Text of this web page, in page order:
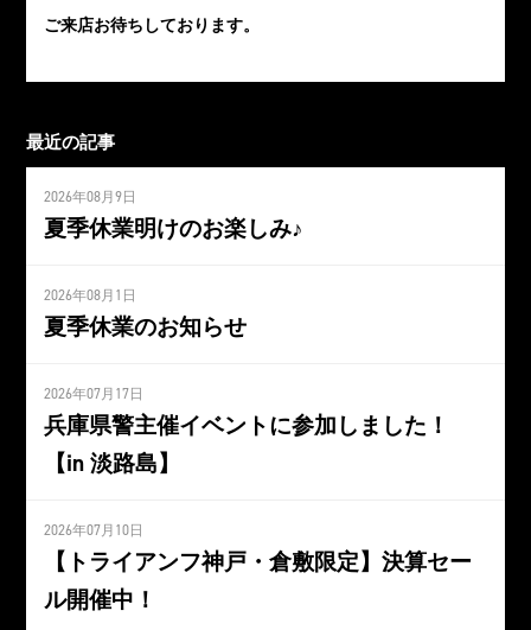
ご来店お待ちしております。
最近の記事
2026年08月9日
夏季休業明けのお楽しみ♪
2026年08月1日
夏季休業のお知らせ
2026年07月17日
兵庫県警主催イベントに参加しました！
【in 淡路島】
2026年07月10日
【トライアンフ神戸・倉敷限定】決算セー
ル開催中！